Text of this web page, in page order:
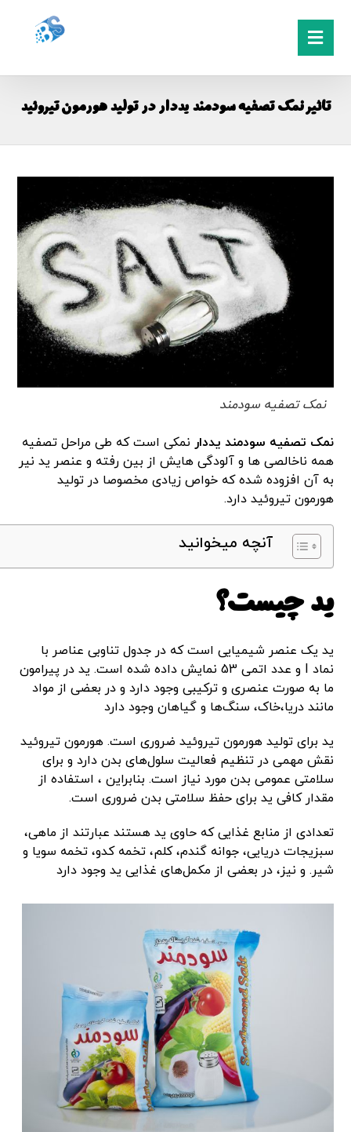
تاثیر نمک تصفیه سودمند یددار در تولید هورمون تیروئید
نمک تصفیه سودمند
نمک تصفیه سودمند یددار نمکی است که طی مراحل تصفیه
همه ناخالصی ها و آلودگی هایش از بین رفته و عنصر ید نیر
به آن افزوده شده که خواص زیادی مخصوصا در تولید
هورمون تیروئید دارد.
آنچه میخوانید
ید چیست؟
ید یک عنصر شیمیایی است که در جدول تناوبی عناصر با
نماد I و عدد اتمی 53 نمایش داده شده است. ید در پیرامون
ما به صورت عنصری و ترکیبی وجود دارد و در بعضی از مواد
مانند دریا،خاک، سنگ‌ها و گیاهان وجود دارد
ید برای تولید هورمون تیروئید ضروری است. هورمون تیروئید
نقش مهمی در تنظیم فعالیت سلول‌های بدن دارد و برای
سلامتی عمومی بدن مورد نیاز است. بنابراین ، استفاده از
مقدار کافی ید برای حفظ سلامتی بدن ضروری است.
تعدادی از منابع غذایی که حاوی ید هستند عبارتند از ماهی،
سبزیجات دریایی، جوانه گندم، کلم، تخمه کدو، تخمه سویا و
شیر. و نیز، در بعضی از مکمل‌های غذایی ید وجود دارد